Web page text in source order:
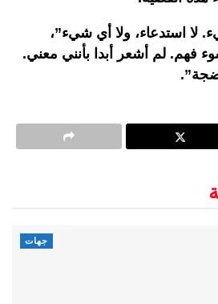
لا استدعاء، ولا أي شيء”،
فهم. لم أشعر أبدا بأنني معني.
جهات